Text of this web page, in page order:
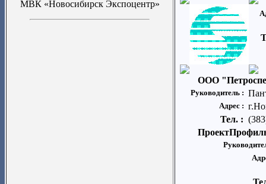
МВК «Новосибирск Экспоцентр»
ООО
Руководитель :
Адрес :
Тел. :